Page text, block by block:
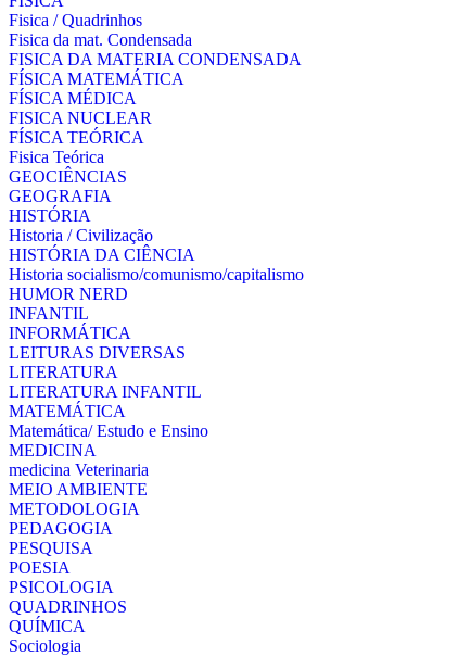
Fisica / Quadrinhos
Fisica da mat. Condensada
FISICA DA MATERIA CONDENSADA
FÍSICA MATEMÁTICA
FÍSICA MÉDICA
FISICA NUCLEAR
FÍSICA TEÓRICA
Fisica Teórica
GEOCIÊNCIAS
GEOGRAFIA
HISTÓRIA
Historia / Civilização
HISTÓRIA DA CIÊNCIA
Historia socialismo/comunismo/capitalismo
HUMOR NERD
INFANTIL
INFORMÁTICA
LEITURAS DIVERSAS
LITERATURA
LITERATURA INFANTIL
MATEMÁTICA
Matemática/ Estudo e Ensino
MEDICINA
medicina Veterinaria
MEIO AMBIENTE
METODOLOGIA
PEDAGOGIA
PESQUISA
POESIA
PSICOLOGIA
QUADRINHOS
QUÍMICA
Sociologia